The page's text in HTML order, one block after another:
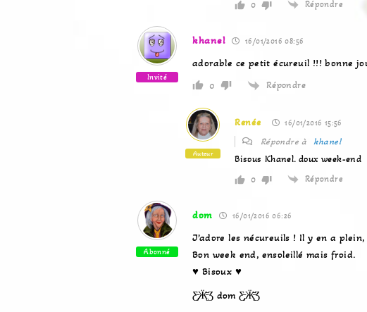
0 Répondre
Invité
khanel 16/01/2016 08:56
adorable ce petit écureuil !!! bonne
0 Répondre
Auteur
Renée 16/01/2016 15:56
Répondre à khanel
Bisous Khanel. doux week-end
0 Répondre
Abonné
dom 16/01/2016 06:26
J’adore les nécureuils ! Il y en a
Bon week end, ensoleillé mais froid.
♥ Bisoux ♥
Ƹ̵̡Ӝ̵̨̄Ʒ dom Ƹ̵̡Ӝ̵̨̄Ʒ